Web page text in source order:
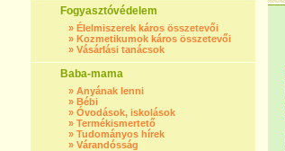
Fogyasztóvédelem
» Élelmiszerek káros összetevői
» Kozmetikumok káros összetevői
» Vásárlási tanácsok
Baba-mama
» Anyának lenni
» Bébi
» Óvodások, iskolások
» Termékismertető
» Tudományos hírek
» Várandósság